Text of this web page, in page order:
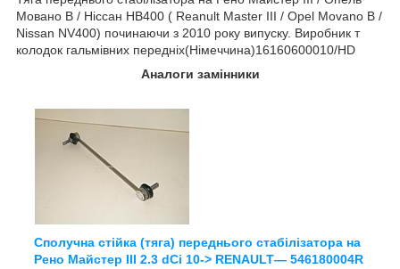
Мовано B / Ніссан НВ400 ( Reanult Master III / Opel Movano B /
Nissan NV400) починаючи з 2010 року випуску. Виробник т
колодок гальмівних передніх(Німеччина)16160600010/HD
Аналоги замінники
Сполучна стійка (тяга) переднього стабілізатора на
Рено Майстер III 2.3 dCi 10-> RENAULT— 546180004R